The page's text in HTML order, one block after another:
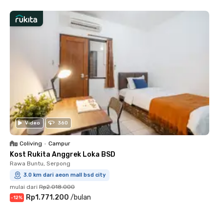
Video 360
Coliving • Campur
Kost Rukita Anggrek Loka BSD
Rawa Buntu, Serpong
3.0 km dari aeon mall bsd city
mulai dari Rp2.018.000
-12% Rp1.771.200 /bulan